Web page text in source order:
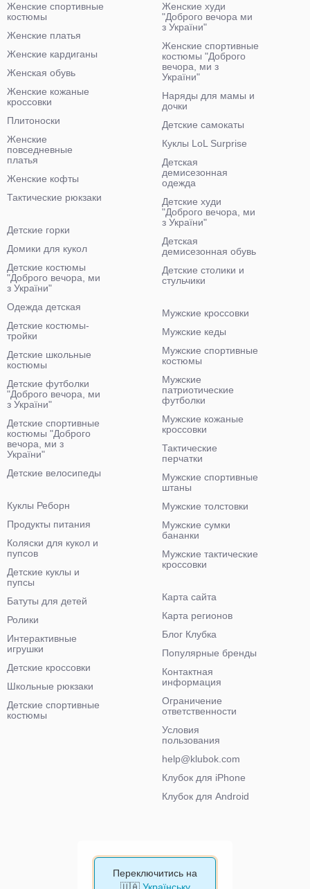
Женские спортивные
костюмы
Женские платья
Женские кардиганы
Женская обувь
Женские кожаные
кроссовки
Плитоноски
Женские
повседневные
платья
Женские кофты
Тактические рюкзаки
Женские худи
"Доброго вечора ми
з України"
Женские спортивные
костюмы "Доброго
вечора, ми з
України"
Наряды для мамы и
дочки
Детские самокаты
Куклы LoL Surprise
Детская
демисезонная
одежда
Детские худи
"Доброго вечора, ми
з України"
Детская
демисезонная обувь
Детские столики и
стульчики
Детские горки
Домики для кукол
Детские костюмы
"Доброго вечора, ми
з України"
Одежда детская
Детские костюмы-
тройки
Детские школьные
костюмы
Детские футболки
"Доброго вечора, ми
з України"
Детские спортивные
костюмы "Доброго
вечора, ми з
України"
Детские велосипеды
Мужские кроссовки
Мужские кеды
Мужские спортивные
костюмы
Мужские
патриотические
футболки
Мужские кожаные
кроссовки
Тактические
перчатки
Мужские спортивные
штаны
Мужские толстовки
Мужские сумки
бананки
Мужские тактические
кроссовки
Куклы Реборн
Продукты питания
Коляски для кукол и
пупсов
Детские куклы и
пупсы
Батуты для детей
Ролики
Интерактивные
игрушки
Детские кроссовки
Школьные рюкзаки
Детские спортивные
костюмы
Карта сайта
Карта регионов
Блог Клубка
Популярные бренды
Контактная
информация
Ограничение
ответственности
Условия
пользования
help@klubok.com
Клубок для iPhone
Клубок для Android
Переключитись на